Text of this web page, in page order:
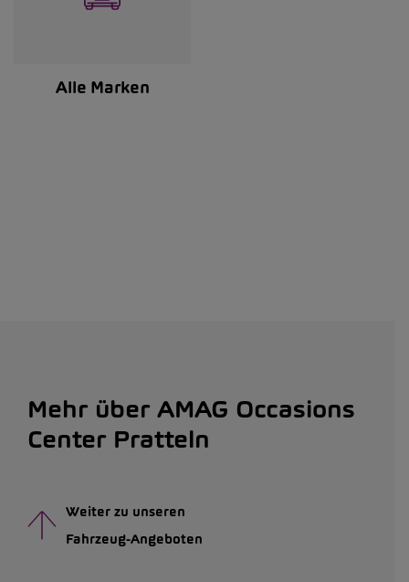
Alle Marken
Mehr über AMAG Occasions
Center Pratteln
Weiter zu unseren
Fahrzeug-Angeboten